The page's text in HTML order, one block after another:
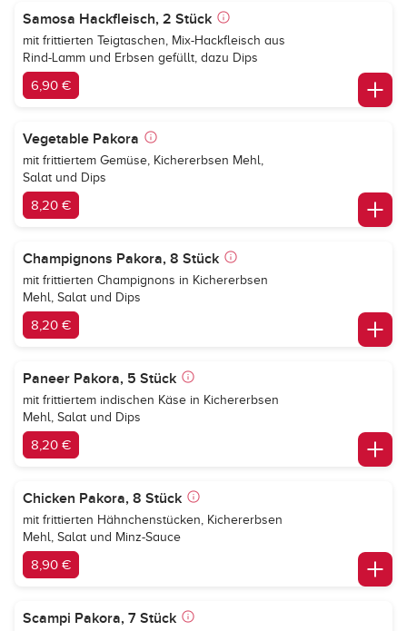
Samosa Hackfleisch, 2 Stück
mit frittierten Teigtaschen, Mix-Hackfleisch aus
Rind-Lamm und Erbsen gefüllt, dazu Dips
6,90 €
Vegetable Pakora
mit frittiertem Gemüse, Kichererbsen Mehl,
Salat und Dips
8,20 €
Champignons Pakora, 8 Stück
mit frittierten Champignons in Kichererbsen
Mehl, Salat und Dips
8,20 €
Paneer Pakora, 5 Stück
mit frittiertem indischen Käse in Kichererbsen
Mehl, Salat und Dips
8,20 €
Chicken Pakora, 8 Stück
mit frittierten Hähnchenstücken, Kichererbsen
Mehl, Salat und Minz-Sauce
8,90 €
Scampi Pakora, 7 Stück